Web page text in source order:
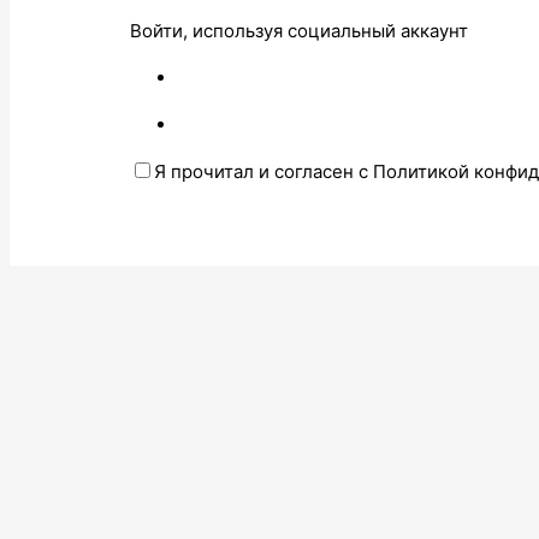
Войти, используя социальный аккаунт
Я прочитал и согласен с Политикой